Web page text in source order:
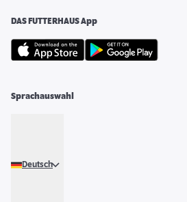
DAS FUTTERHAUS App
Sprachauswahl
Deutsch